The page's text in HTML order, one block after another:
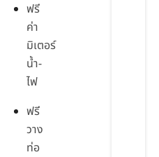
ฟรี
ค่า
มิเตอร์
น้ำ-
ไฟ
ฟรี
วาง
ท่อ